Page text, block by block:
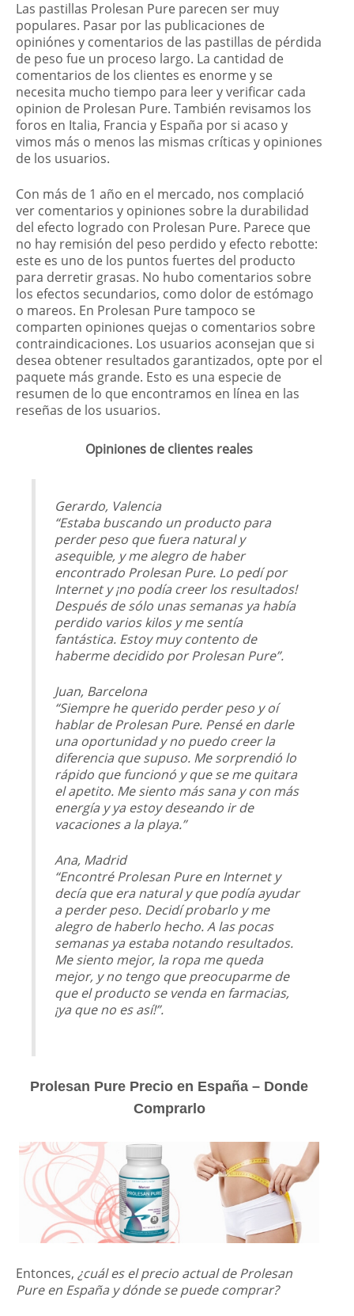
Las pastillas Prolesan Pure parecen ser muy
populares. Pasar por las publicaciones de
opiniónes y comentarios de las pastillas de pérdida
de peso fue un proceso largo. La cantidad de
comentarios de los clientes es enorme y se
necesita mucho tiempo para leer y verificar cada
opinion de Prolesan Pure. También revisamos los
foros en Italia, Francia y España por si acaso y
vimos más o menos las mismas críticas y opiniones
de los usuarios.
Con más de 1 año en el mercado, nos complació
ver comentarios y opiniones sobre la durabilidad
del efecto logrado con Prolesan Pure. Parece que
no hay remisión del peso perdido y efecto rebotte:
este es uno de los puntos fuertes del producto
para derretir grasas. No hubo comentarios sobre
los efectos secundarios, como dolor de estómago
o mareos. En Prolesan Pure tampoco se
comparten opiniones quejas o comentarios sobre
contraindicaciones. Los usuarios aconsejan que si
desea obtener resultados garantizados, opte por el
paquete más grande. Esto es una especie de
resumen de lo que encontramos en línea en las
reseñas de los usuarios.
Opiniones de clientes reales
Gerardo, Valencia
“Estaba buscando un producto para
perder peso que fuera natural y
asequible, y me alegro de haber
encontrado Prolesan Pure. Lo pedí por
Internet y ¡no podía creer los resultados!
Después de sólo unas semanas ya había
perdido varios kilos y me sentía
fantástica. Estoy muy contento de
haberme decidido por Prolesan Pure”.
Juan, Barcelona
“Siempre he querido perder peso y oí
hablar de Prolesan Pure. Pensé en darle
una oportunidad y no puedo creer la
diferencia que supuso. Me sorprendió lo
rápido que funcionó y que se me quitara
el apetito. Me siento más sana y con más
energía y ya estoy deseando ir de
vacaciones a la playa.”
Ana, Madrid
“Encontré Prolesan Pure en Internet y
decía que era natural y que podía ayudar
a perder peso. Decidí probarlo y me
alegro de haberlo hecho. A las pocas
semanas ya estaba notando resultados.
Me siento mejor, la ropa me queda
mejor, y no tengo que preocuparme de
que el producto se venda en farmacias,
¡ya que no es así!”.
Prolesan Pure Precio en España – Donde
Comprarlo
Entonces, ¿cuál es el precio actual de Prolesan
Pure en España y dónde se puede comprar?